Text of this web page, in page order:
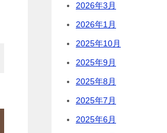
2026年3月
2026年1月
2025年10月
2025年9月
2025年8月
2025年7月
2025年6月